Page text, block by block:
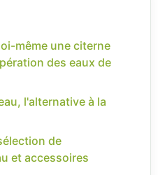
même une citerne
des eaux de
l'alternative à la
de
et accessoires